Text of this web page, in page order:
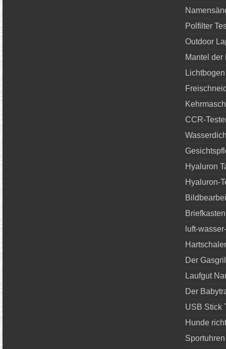
Polfilter
Outdoor
Mantel der
CCR-
Hyaluron
Hyaluron-
luft-
Der
Laufgut
Der
USB Stick
Hunde
Sportuhren